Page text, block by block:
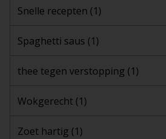
Snelle recepten (1)
Spaghetti saus (1)
thee tegen verstopping (1)
Wokgerecht (1)
Zoet hartig (1)